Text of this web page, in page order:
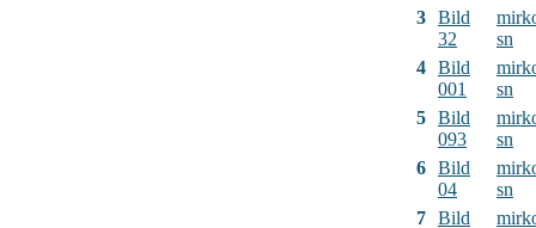
3 Bild
32
sn
4 Bild
001
sn
5 Bild
093
sn
6 Bild
04
sn
7 Bild